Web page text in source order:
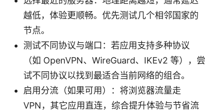
越低，体验更顺畅。优先测试几个相邻国家的
节点。
测试不同协议与端口：若应用支持多种协议
（如 OpenVPN、WireGuard、IKEv2 等），尝
试不同协议以找到最适合当前网络的组合。
启用分流（如果可用）：将浏览器流量走
VPN，其它应用直连，综合提升体验与节省流